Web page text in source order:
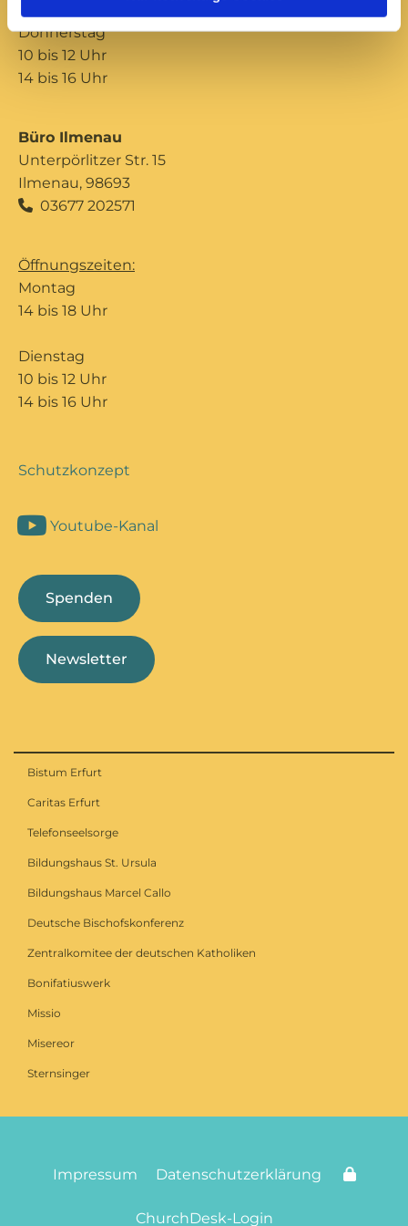
Donnerstag
10 bis 12 Uhr
14 bis 16 Uhr
Büro Ilmenau
Unterpörlitzer Str. 15
Ilmenau, 98693
 03677 202571
Öffnungszeiten:
Montag
14 bis 18 Uhr
Dienstag
10 bis 12 Uhr
14 bis 16 Uhr
Schutzkonzept
Youtube-Kanal
Spenden
Newsletter
Bistum Erfurt
Caritas Erfurt
Telefonseelsorge
Bildungshaus St. Ursula
Bildungshaus Marcel Callo
Deutsche Bischofskonferenz
Zentralkomitee der deutschen Katholiken
Bonifatiuswerk
Missio
Misereor
Sternsinger
Impressum Datenschutzerklärung
ChurchDesk-Login